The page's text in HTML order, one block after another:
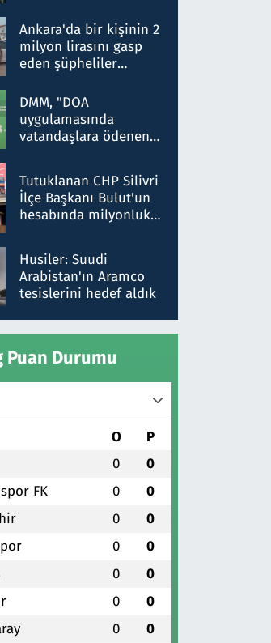
ifadelerinden ortaya
çıkan tablo şok etti
Ankara'da bir kişinin 2
milyon lirasını gasp
eden şüpheliler
DMM, "DOA
uygulamasında
vatandaşlara ödenen
düşürüldüğü" iddiasını
yalanladı
Tutuklanan CHP Silivri
İlçe Başkanı Bulut'un
hesabında milyonluk
talimat verdi, ben
gönderdim
Husiler: Suudi
Arabistan'ın Aramco
tesislerini hedef aldık
Puan Durumu
O P
0 0
FK 0 0
0 0
0 0
0 0
0 0
0 0